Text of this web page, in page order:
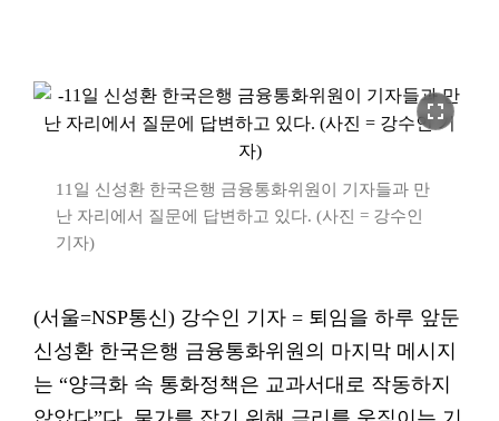
fullscreen
11일 신성환 한국은행 금융통화위원이 기자들과 만
난 자리에서 질문에 답변하고 있다. (사진 = 강수인
기자)
(서울=NSP통신) 강수인 기자 = 퇴임을 하루 앞둔
신성환 한국은행 금융통화위원의 마지막 메시지
는 “양극화 속 통화정책은 교과서대로 작동하지